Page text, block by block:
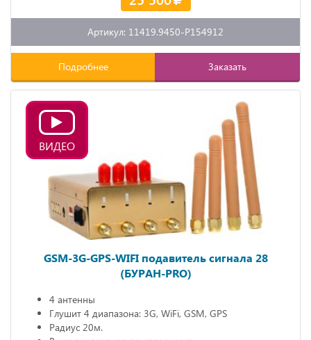
Артикул: 11419.9450-P154912
Подробнее Заказать
ВИДЕО
GSM-3G-GPS-WIFI подавитель сигнала 28
(БУРАН-PRO)
4 антенны
Глушит 4 диапазона: 3G, WiFi, GSM, GPS
Радиус 20м.